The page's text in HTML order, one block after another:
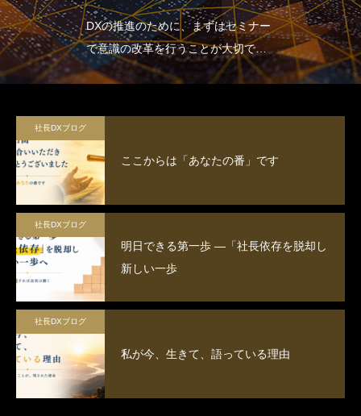
DXの推進のために、まずはセミナー
で意識の改革を行うことが大切で
す。
社長DXブログ
ここからは「あなたの番」です
社長DXブログ
明日できる第一歩 ―「社長依存を脱却し
新しい一歩
社長DXブログ
私が今、生きて、語っている理由